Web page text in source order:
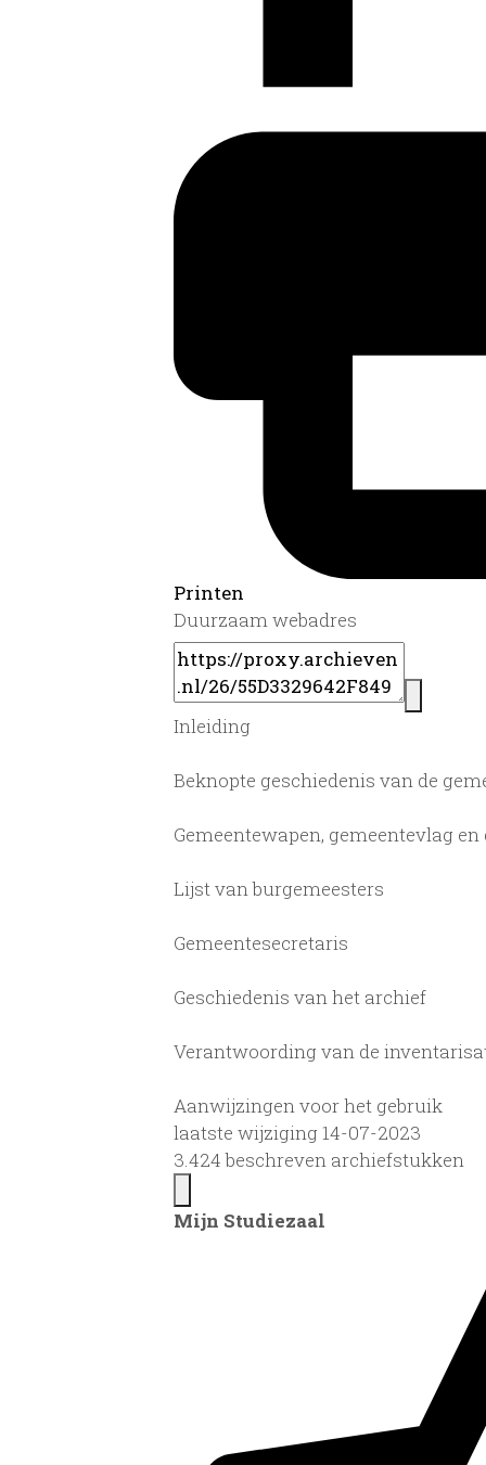
Printen
Duurzaam webadres
Inleiding
Beknopte geschiedenis van de
Gemeentewapen, gemeentevlag
Lijst van burgemeesters
Gemeentesecretaris
Geschiedenis van het archief
Verantwoording van de
Aanwijzingen voor het gebruik
laatste wijziging 14-07-2023
3.424 beschreven archiefstukken
Mijn Studiezaal